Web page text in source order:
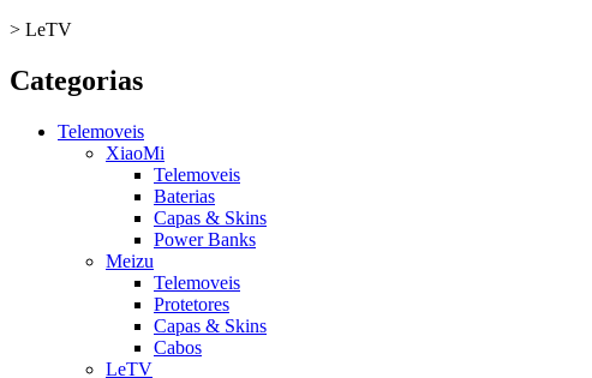
> LeTV
Categorias
Telemoveis
XiaoMi
Telemoveis
Baterias
Capas & Skins
Power Banks
Meizu
Telemoveis
Protetores
Capas & Skins
Cabos
LeTV